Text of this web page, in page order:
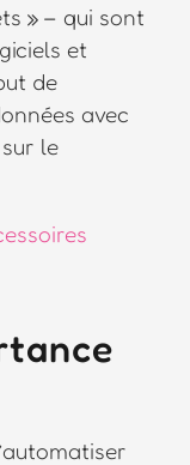
» – qui sont
et
de
avec
le